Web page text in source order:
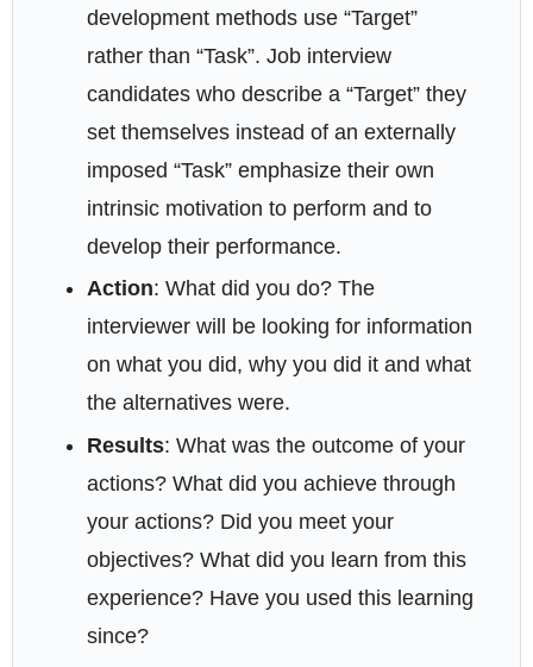
development methods use “Target”
rather than “Task”. Job interview
candidates who describe a “Target” they
set themselves instead of an externally
imposed “Task” emphasize their own
intrinsic motivation to perform and to
develop their performance.
Action: What did you do? The
interviewer will be looking for information
on what you did, why you did it and what
the alternatives were.
Results: What was the outcome of your
actions? What did you achieve through
your actions? Did you meet your
objectives? What did you learn from this
experience? Have you used this learning
since?